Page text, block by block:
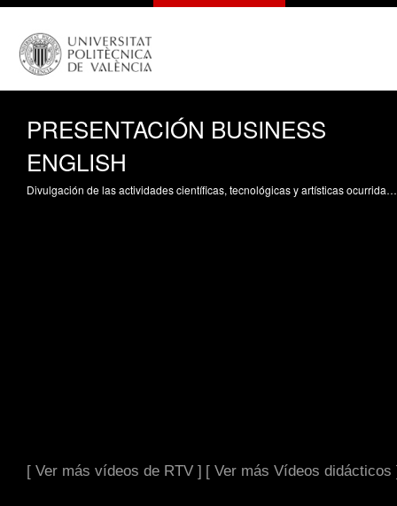
PRESENTACIÓN BUSINESS
ENGLISH
Divulgación de las actividades científicas, tecnológicas y artísticas ocurridas en los tres campus de la UPV
[ Ver más vídeos de RTV ] [ Ver más Vídeos didácticos